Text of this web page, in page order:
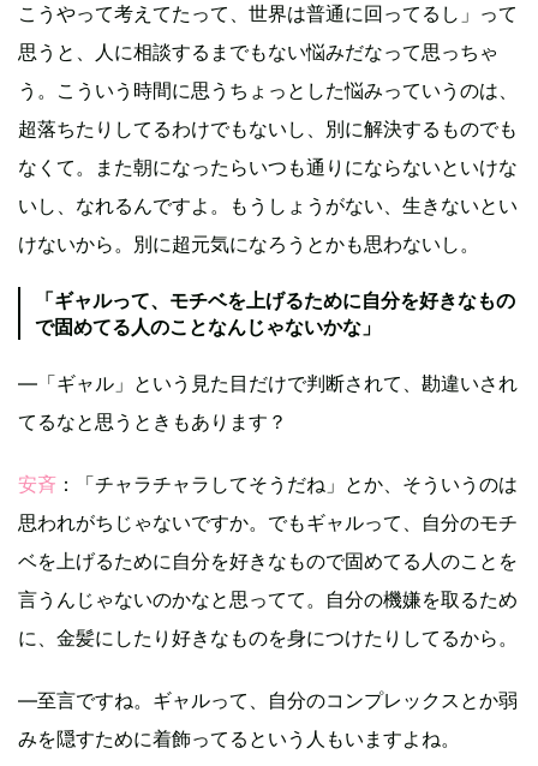
こうやって考えてたって、世界は普通に回ってるし」って
思うと、人に相談するまでもない悩みだなって思っちゃ
う。こういう時間に思うちょっとした悩みっていうのは、
超落ちたりしてるわけでもないし、別に解決するものでも
なくて。また朝になったらいつも通りにならないといけな
いし、なれるんですよ。もうしょうがない、生きないとい
けないから。別に超元気になろうとかも思わないし。
「ギャルって、モチベを上げるために自分を好きなもの
で固めてる人のことなんじゃないかな」
―「ギャル」という見た目だけで判断されて、勘違いされ
てるなと思うときもあります？
安斉 ：「チャラチャラしてそうだね」とか、そういうのは
思われがちじゃないですか。でもギャルって、自分のモチ
ベを上げるために自分を好きなもので固めてる人のことを
言うんじゃないのかなと思ってて。自分の機嫌を取るため
に、金髪にしたり好きなものを身につけたりしてるから。
―至言ですね。ギャルって、自分のコンプレックスとか弱
みを隠すために着飾ってるという人もいますよね。